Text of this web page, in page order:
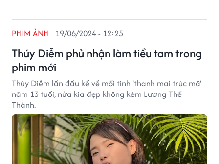
Thúy Diễm phủ nhận làm tiểu tam trong
phim mới
PHIM ẢNH 19/06/2024 - 12:25
Thúy Diễm lần đầu kể về mối tình 'thanh mai trúc mã'
năm 13 tuổi, nửa kia đẹp không kém Lương Thế
Thành.